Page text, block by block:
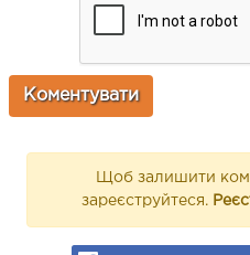
Щоб залишити
зареєструйтеся.